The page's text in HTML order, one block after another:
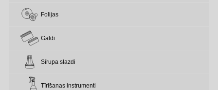
Folijas
Galdi
Sīrupa slazdi
Tīrīšanas instrumenti